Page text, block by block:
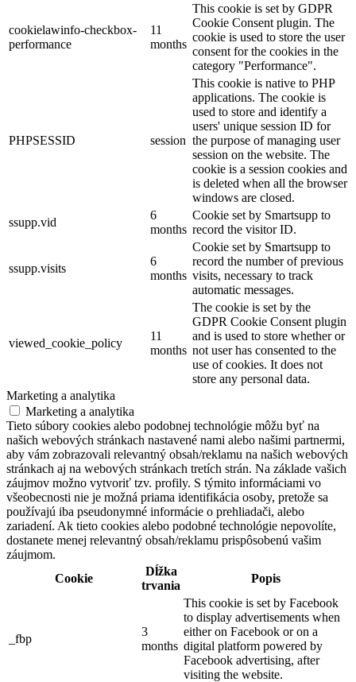
cookielawinfo-checkbox-
performance
11
months
This cookie is set by GDPR
Cookie Consent plugin. The
cookie is used to store the user
consent for the cookies in the
category "Performance".
PHPSESSID session
This cookie is native to PHP
applications. The cookie is
used to store and identify a
users' unique session ID for
the purpose of managing user
session on the website. The
cookie is a session cookies and
is deleted when all the browser
windows are closed.
ssupp.vid
6
months
Cookie set by Smartsupp to
record the visitor ID.
ssupp.visits
6
months
Cookie set by Smartsupp to
record the number of previous
visits, necessary to track
automatic messages.
viewed_cookie_policy
11
months
The cookie is set by the
GDPR Cookie Consent plugin
and is used to store whether or
not user has consented to the
use of cookies. It does not
store any personal data.
Marketing a analytika
Marketing a analytika
Tieto súbory cookies alebo podobnej technológie môžu byť na
našich webových stránkach nastavené nami alebo našimi partnermi,
aby vám zobrazovali relevantný obsah/reklamu na našich webových
stránkach aj na webových stránkach tretích strán. Na základe vašich
záujmov možno vytvoriť tzv. profily. S týmito informáciami vo
všeobecnosti nie je možná priama identifikácia osoby, pretože sa
používajú iba pseudonymné informácie o prehliadači, alebo
zariadení. Ak tieto cookies alebo podobné technológie nepovolíte,
dostanete menej relevantný obsah/reklamu prispôsobenú vašim
záujmom.
Cookie
Dĺžka
trvania
Popis
_fbp
3
months
This cookie is set by Facebook
to display advertisements when
either on Facebook or on a
digital platform powered by
Facebook advertising, after
visiting the website.